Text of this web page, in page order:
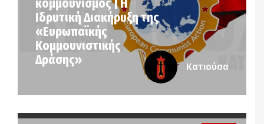
κομμουνισμός | Η
Ιδρυτική Διακήρυξη της
«Ευρωπαϊκής
Κομμουνιστικής
Δράσης»
Κατιούσα